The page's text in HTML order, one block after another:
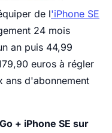
de l'iPhone SE
24 mois
an puis 44,99
euros à régler
ans d'abonnement
+ iPhone SE sur